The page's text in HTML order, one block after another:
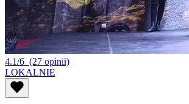
4.1/6 (27 opinii)
LOKALNIE